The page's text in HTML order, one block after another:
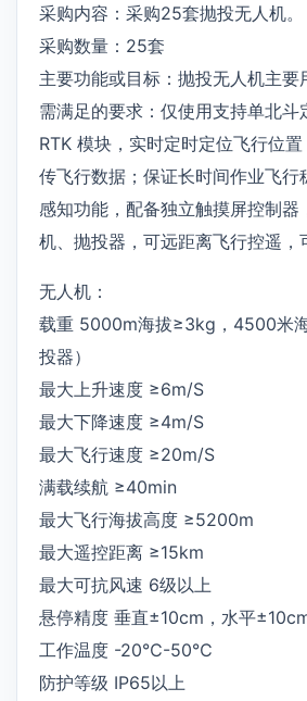
采购内容：采购25套抛投无人机。
采购数量：25套
主要功能或目标：抛投无人机主要
需满足的要求：仅使用支持单北斗
RTK 模块，实时定时定位飞行位
传飞行数据；保证长时间作业飞行
感知功能，配备独立触摸屏控制器
机、抛投器，可远距离飞行控遥，
无人机：
载重 5000m海拔≥3kg，4500米
投器）
最大上升速度 ≥6m/S
最大下降速度 ≥4m/S
最大飞行速度 ≥20m/S
满载续航 ≥40min
最大飞行海拔高度 ≥5200m
最大遥控距离 ≥15km
最大可抗风速 6级以上
悬停精度 垂直±10cm，水平
工作温度 -20℃-50℃
防护等级 IP65以上